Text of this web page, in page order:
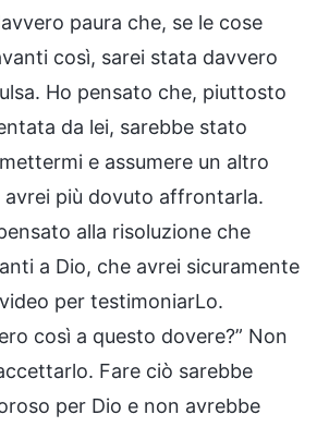
paura che, se le cose
così, sarei stata davvero
Ho pensato che, piuttosto
da lei, sarebbe stato
e assumere un altro
avrei più dovuto affrontarla.
alla risoluzione che
a Dio, che avrei sicuramente
per testimoniarLo.
così a questo dovere?” Non
Fare ciò sarebbe
per Dio e non avrebbe